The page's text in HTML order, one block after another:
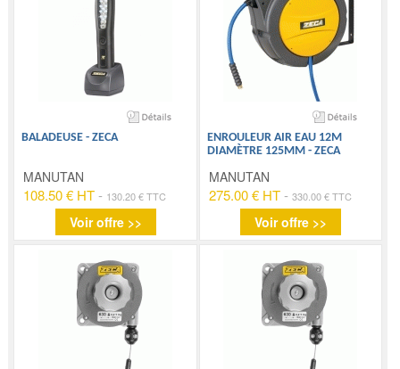
BALADEUSE - ZECA
MANUTAN
108.50 € HT - 130.20 € TTC
Voir offre >>
ENROULEUR AIR EAU 12M
DIAMÈTRE 125MM - ZECA
MANUTAN
275.00 € HT- 330.00 € TTC
Voir offre >>